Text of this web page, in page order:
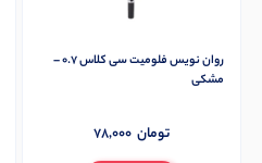
روان نویس فلومیت سی کلاس 0.7 –
مشکی
78,000 تومان